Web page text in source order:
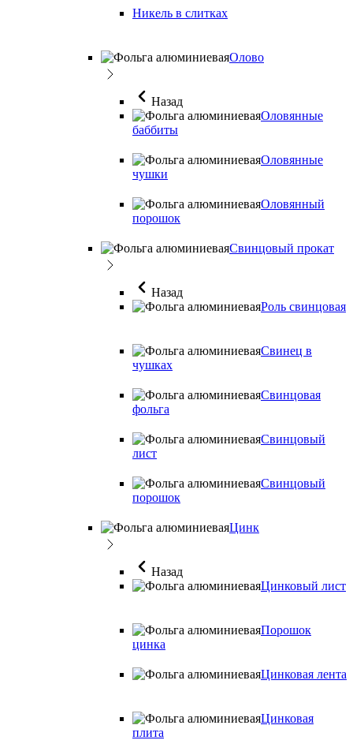
Никель в слитках
Олово
Назад
Оловянные
баббиты
Оловянные
чушки
Оловянный
порошок
Свинцовый прокат
Назад
Роль свинцовая
Свинец в
чушках
Свинцовая
фольга
Свинцовый
лист
Свинцовый
порошок
Цинк
Назад
Цинковый лист
Порошок
цинка
Цинковая лента
Цинковая
плита